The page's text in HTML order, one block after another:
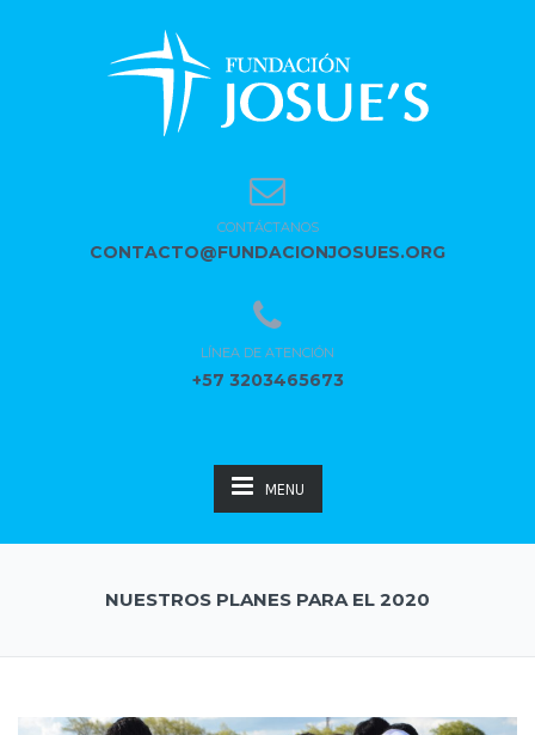
CONTÁCTANOS
CONTACTO@FUNDACIONJOSUES.ORG
LÍNEA DE ATENCIÓN
+57 3203465673
MENU
NUESTROS PLANES PARA EL 2020